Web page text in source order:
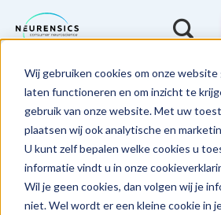
Wij gebruiken cookies om onze
laten functioneren en om inzicht te
gebruik van onze website. Met uw
plaatsen wij ook analytische en
U kunt zelf bepalen welke cookies u
informatie vindt u in onze
Wil je geen cookies, dan volgen wij je
niet. Wel wordt er een kleine cookie in
Expertises
Branches
Cases
Over ons
Webinar -Do 13 aug | 10:00 -